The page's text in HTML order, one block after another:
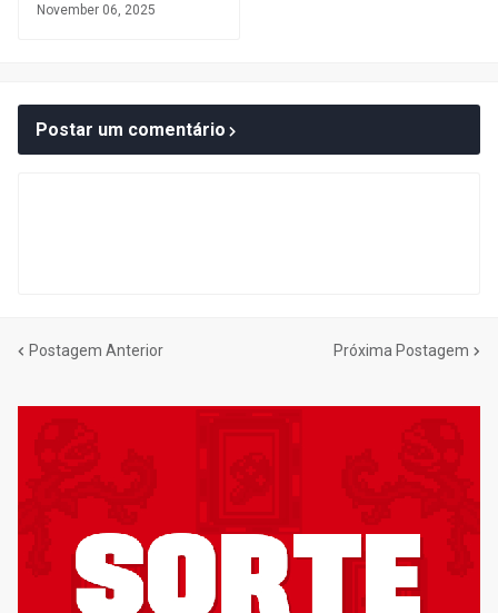
November 06, 2025
Postar um comentário
Postagem Anterior Próxima Postagem